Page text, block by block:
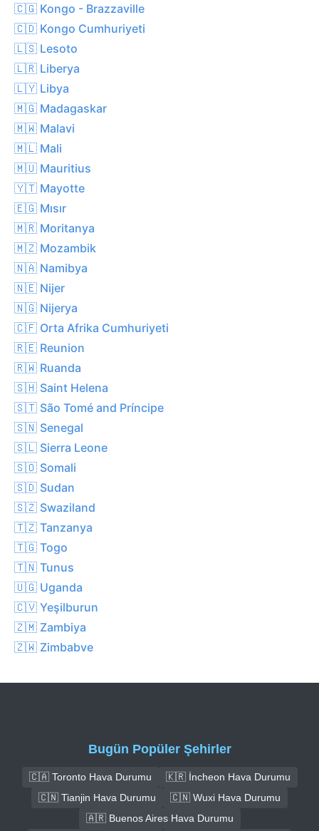
🇨🇬 Kongo - Brazzaville
🇨🇩 Kongo Cumhuriyeti
🇱🇸 Lesoto
🇱🇷 Liberya
🇱🇾 Libya
🇲🇬 Madagaskar
🇲🇼 Malavi
🇲🇱 Mali
🇲🇺 Mauritius
🇾🇹 Mayotte
🇪🇬 Mısır
🇲🇷 Moritanya
🇲🇿 Mozambik
🇳🇦 Namibya
🇳🇪 Nijer
🇳🇬 Nijerya
🇨🇫 Orta Afrika Cumhuriyeti
🇷🇪 Reunion
🇷🇼 Ruanda
🇸🇭 Saint Helena
🇸🇹 São Tomé and Príncipe
🇸🇳 Senegal
🇸🇱 Sierra Leone
🇸🇴 Somali
🇸🇩 Sudan
🇸🇿 Swaziland
🇹🇿 Tanzanya
🇹🇬 Togo
🇹🇳 Tunus
🇺🇬 Uganda
🇨🇻 Yeşilburun
🇿🇲 Zambiya
🇿🇼 Zimbabve
Bugün Popüler Şehirler
🇨🇦 Toronto Hava Durumu
🇰🇷 İncheon Hava Durumu
🇨🇳 Tianjin Hava Durumu
🇨🇳 Wuxi Hava Durumu
🇦🇷 Buenos Aires Hava Durumu